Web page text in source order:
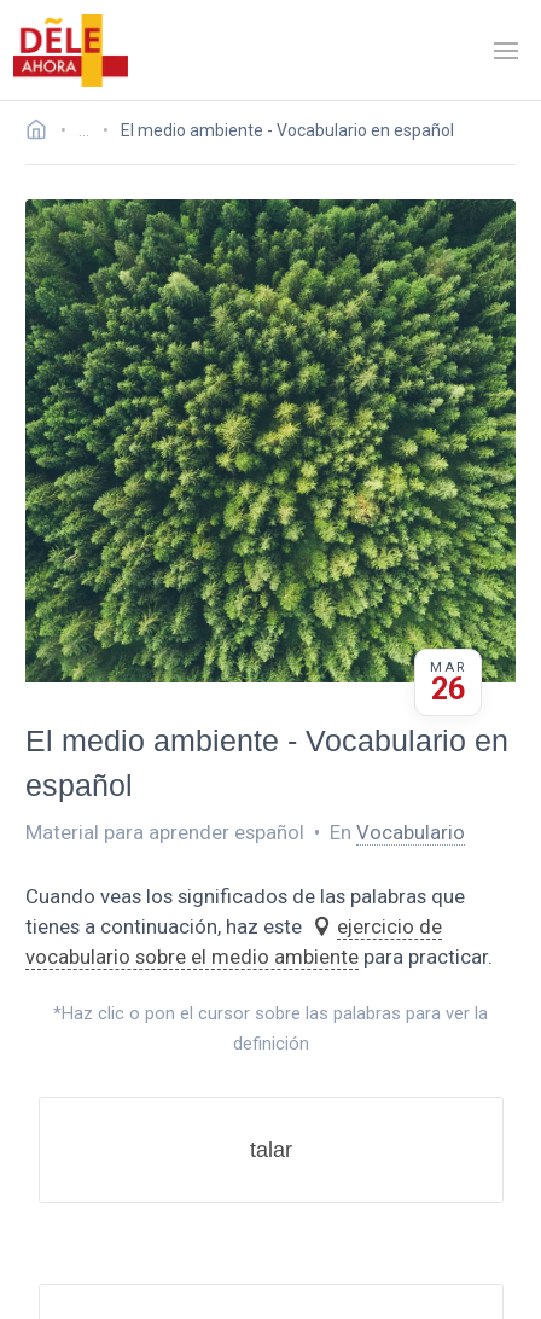
El medio ambiente - Vocabulario en español
MAR
26
El medio ambiente - Vocabulario en
español
Material para aprender español • En Vocabulario
Cuando veas los significados de las palabras que
tienes a continuación, haz este
ejercicio de
vocabulario sobre el medio ambiente para practicar.
*Haz clic o pon el cursor sobre las palabras para ver la
definición
talar